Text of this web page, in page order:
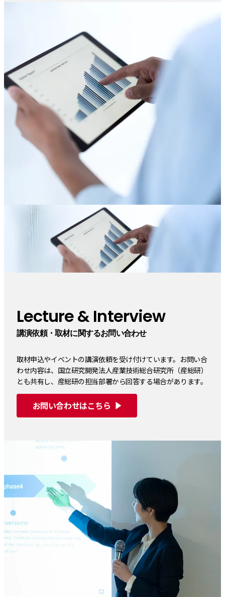
Lecture & Interview
講演依頼・取材に関するお問い合わせ
取材申込やイベントの講演依頼を受け付けています。お問い合
わせ内容は、国立研究開発法人産業技術総合研究所（産総研）
とも共有し、産総研の担当部署から回答する場合があります。
お問い合わせはこちら